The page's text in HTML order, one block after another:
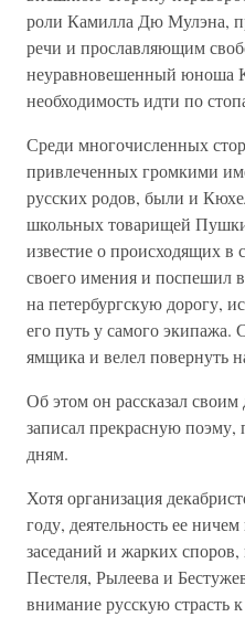
роли Камилла Дю Мулэна,
речи и прославляющим
неуравновешенный юноша
необходимость идти по
Среди многочисленных
привлеченных громкими
русских родов, были и
школьных товарищей
известие о происходящих в
своего имения и поспешил
на петербургскую дорогу,
его путь у самого экипажа.
ямщика и велел повернуть
Об этом он рассказал
записал прекрасную
дням.
Хотя организация
году, деятельность ее
заседаний и жарких
Пестеля, Рылеева и
внимание русскую страсть